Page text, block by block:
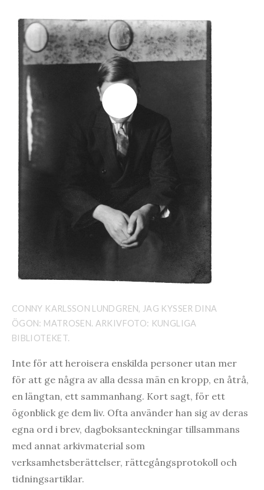
CONNY KARLSSON LUNDGREN, JAG KYSSER DINA
ÖGON: MATROSEN. ARKIVFOTO: KUNGLIGA
BIBLIOTEKET.
Inte för att heroisera enskilda personer utan mer
för att ge några av alla dessa män en kropp, en åtrå,
en längtan, ett sammanhang. Kort sagt, för ett
ögonblick ge dem liv. Ofta använder han sig av deras
egna ord i brev, dagboksanteckningar tillsammans
med annat arkivmaterial som
verksamhetsberättelser, rättegångsprotokoll och
tidningsartiklar.